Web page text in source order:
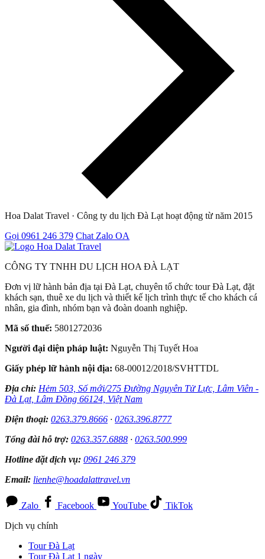
Hoa Dalat Travel · Công ty du lịch Đà Lạt hoạt động từ năm 2015
Gọi 0961 246 379 Chat Zalo OA
CÔNG TY TNHH DU LỊCH HOA ĐÀ LẠT
Đơn vị lữ hành bản địa tại Đà Lạt, chuyên tổ chức tour Đà Lạt, đặt
khách sạn, thuê xe du lịch và thiết kế lịch trình thực tế cho khách cá
nhân, gia đình, nhóm bạn và đoàn doanh nghiệp.
Mã số thuế: 5801272036
Người đại diện pháp luật: Nguyễn Thị Tuyết Hoa
Giấy phép lữ hành nội địa: 68-00012/2018/SVHTTDL
Địa chỉ: Hẻm 503, Số mới/275 Đường Nguyên Tử Lực, Lâm Viên -
Đà Lạt, Lâm Đồng 66124, Việt Nam
Điện thoại: 0263.379.8666 · 0263.396.8777
Tổng đài hỗ trợ: 0263.357.6888 · 0263.500.999
Hotline đặt dịch vụ: 0961 246 379
Email: lienhe@hoadalattravel.vn
Zalo Facebook YouTube
TikTok
Dịch vụ chính
Tour Đà Lạt
Tour Đà Lạt 1 ngày